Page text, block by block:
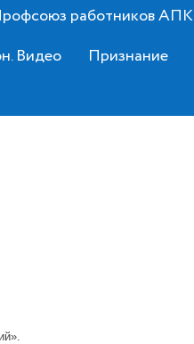
работников АПК
Видео
Признание